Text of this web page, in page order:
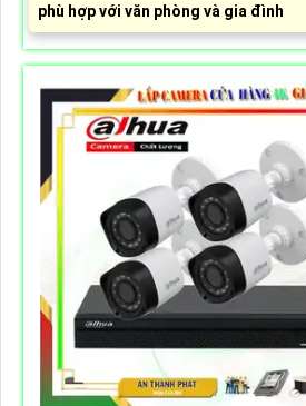
phù hợp với văn phòng và gia đình